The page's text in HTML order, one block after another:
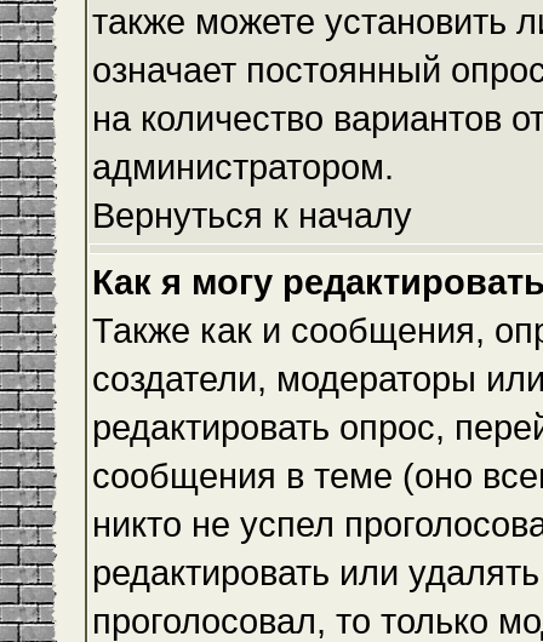
также можете установить
означает постоянный
на количество вариантов
администратором.
Вернуться к началу
Как я могу
Также как и сообщения,
создатели, модераторы
редактировать опрос,
сообщения в теме (оно
никто не успел
редактировать или
проголосовал, то только